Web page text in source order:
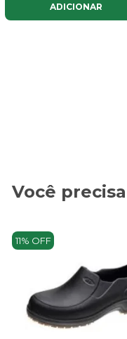
ADICIONAR
Você
11% OFF